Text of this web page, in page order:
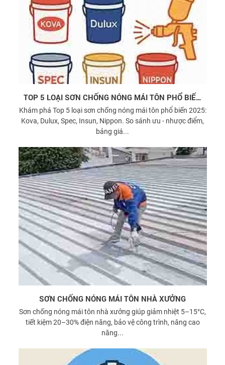
TOP 5 LOẠI SƠN CHỐNG NÓNG MÁI TÔN PHỔ BIẾN
2025
Khám phá Top 5 loại sơn chống nóng mái tôn phổ biến 2025:
Kova, Dulux, Spec, Insun, Nippon. So sánh ưu - nhược điểm,
bảng giá...
SƠN CHỐNG NÓNG MÁI TÔN NHÀ XƯỞNG
Sơn chống nóng mái tôn nhà xưởng giúp giảm nhiệt 5–15°C,
tiết kiệm 20–30% điện năng, bảo vệ công trình, nâng cao
năng...